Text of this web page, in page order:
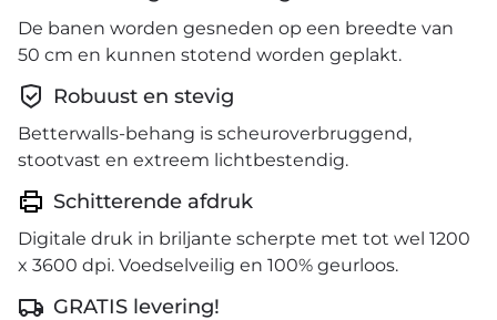
De banen worden gesneden op een breedte van
50 cm en kunnen stotend worden geplakt.
Robuust en stevig
Betterwalls-behang is scheuroverbruggend,
stootvast en extreem lichtbestendig.
Schitterende afdruk
Digitale druk in briljante scherpte met tot wel 1200
x 3600 dpi. Voedselveilig en 100% geurloos.
GRATIS levering!